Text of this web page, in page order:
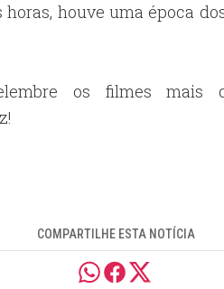
houve uma época
os filmes mais
COMPARTILHE ESTA NOTÍCIA